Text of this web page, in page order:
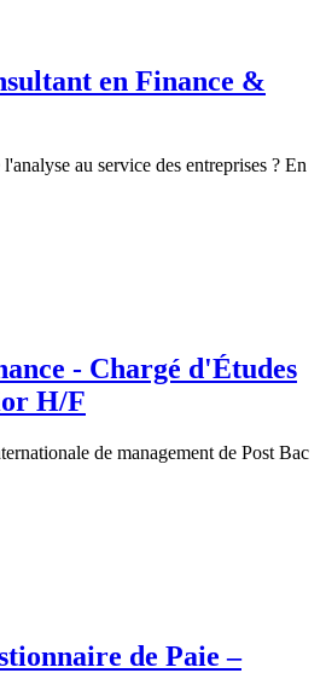
en Finance &
au service des entreprises ? En
- Chargé d'Études
H/F
de management de Post Bac
de Paie –